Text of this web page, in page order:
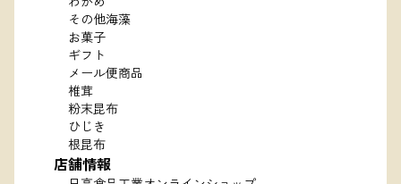
その他海藻
お菓子
ギフト
メール便商品
椎茸
粉末昆布
ひじき
根昆布
店舗情報